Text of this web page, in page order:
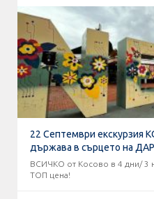
22 Септември екскурзия
държава в сърцето на
ВСИЧКО от Косово в 4 дни/ 3
ТОП цена!